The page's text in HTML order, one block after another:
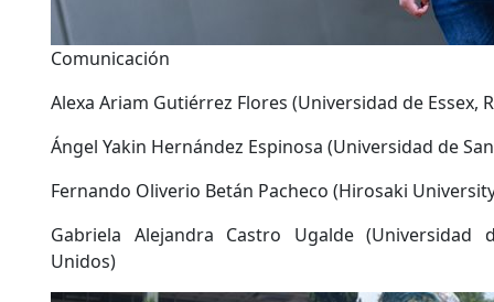
Comunicación
Alexa Ariam Gutiérrez Flores (Universidad de Essex,
Ángel Yakin Hernández Espinosa (Universidad de
Fernando Oliverio Betán Pacheco (Hirosaki
Gabriela Alejandra Castro Ugalde (Universidad
Unidos)